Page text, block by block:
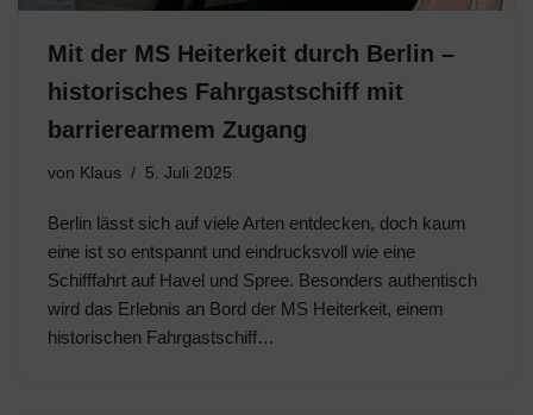
Mit der MS Heiterkeit durch Berlin –
historisches Fahrgastschiff mit
barrierearmem Zugang
von Klaus 5. Juli 2025
Berlin lässt sich auf viele Arten entdecken, doch kaum
eine ist so entspannt und eindrucksvoll wie eine
Schifffahrt auf Havel und Spree. Besonders authentisch
wird das Erlebnis an Bord der MS Heiterkeit, einem
historischen Fahrgastschiff…